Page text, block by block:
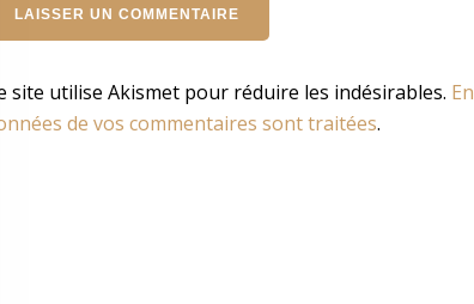
site utilise Akismet pour réduire les indésirables.
de vos commentaires sont traitées.